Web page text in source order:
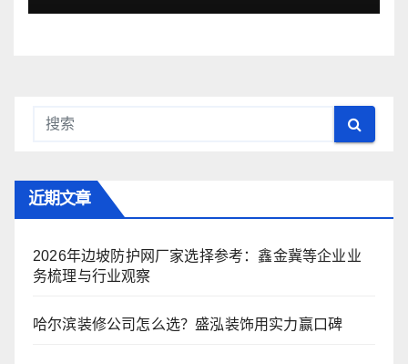
近期文章
2026年边坡防护网厂家选择参考：鑫金冀等企业业
务梳理与行业观察
哈尔滨装修公司怎么选？盛泓装饰用实力赢口碑